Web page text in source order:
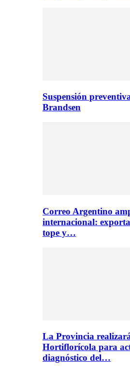
Suspensión
Brandsen
Correo Argentino
internacional:
tope y…
La Provincia
Hortiflorícola para
diagnóstico del…